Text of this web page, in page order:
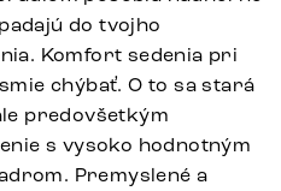
do tvojho
Komfort sedenia pri
chýbať. O to sa stará
predovšetkým
s vysoko hodnotným
Premyslené a